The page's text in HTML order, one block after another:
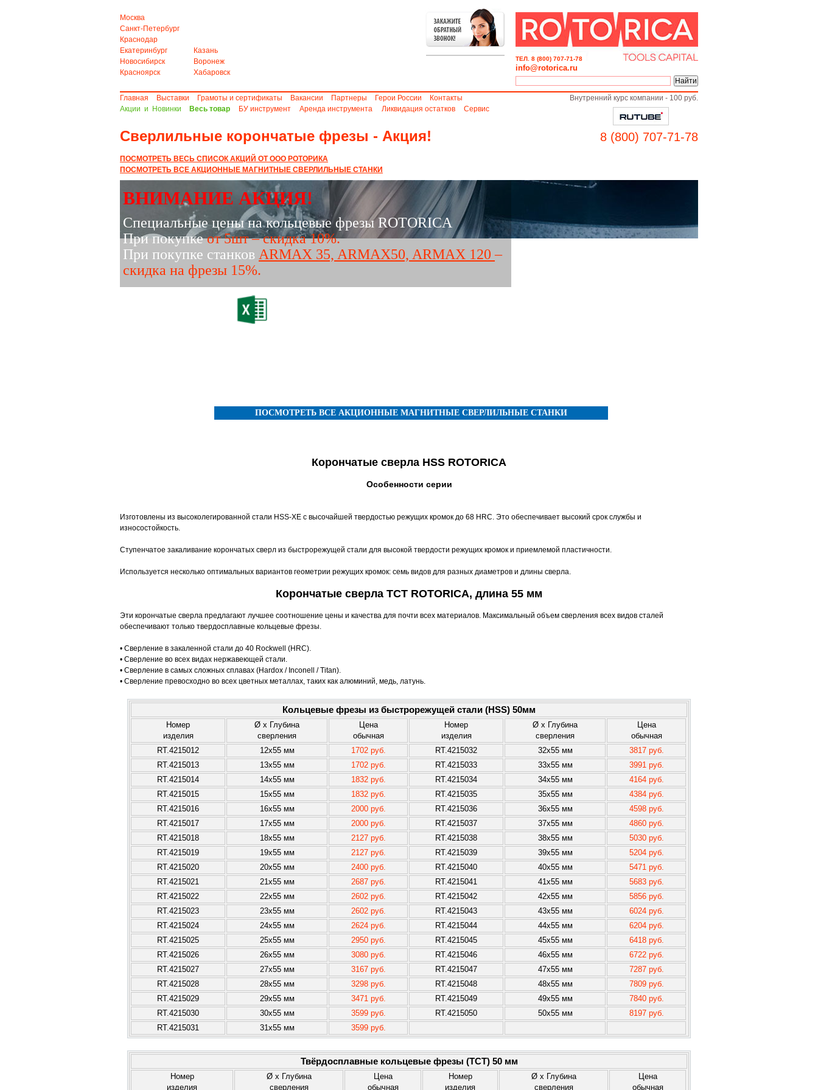
Москва
Санкт-Петербург
Краснодар
Екатеринбург
Новосибирск
Красноярск
Казань
Воронеж
Хабаровск
ТЕЛ. 8 (800) 707-71-78
info@rotorica.ru
Главная Выставки Грамоты и сертификаты Вакансии Партнеры Герои России
Контакты
Акции и Новинки
Весь товар БУ инструмент Аренда инструмента Ликвидация остатков Сервис
Внутренний курс компании - 100 руб.
Сверлильные корончатые фрезы - Акция! 8 (800) 707-71-78
ПОСМОТРЕТЬ ВЕСЬ СПИСОК АКЦИЙ ОТ ООО РОТОРИКА
ПОСМОТРЕТЬ ВСЕ АКЦИОННЫЕ МАГНИТНЫЕ СВЕРЛИЛЬНЫЕ СТАНКИ
ВНИМАНИЕ АКЦИЯ!
Специальные цены на кольцевые фрезы ROTORICA
При покупкеот 5шт – скидка 10%.
При покупке станков ARMAX 35, ARMAX50, ARMAX 120–
скидка на фрезы 15%.
ПОСМОТРЕТЬ ВСЕ АКЦИОННЫЕ МАГНИТНЫЕ СВЕРЛИЛЬНЫЕ СТАНКИ
Корончатые сверла HSS ROTORICA
Особенности серии
Изготовлены из высоколегированной стали HSS-XE с высочайшей твердостью режущих кромок до 68 HRC. Это обеспечивает высокий срок службы и
износостойкость.
Ступенчатое закаливание корончатых сверл из быстрорежущей стали для высокой твердости режущих кромок и приемлемой пластичности.
Используется несколько оптимальных вариантов геометрии режущих кромок: семь видов для разных диаметров и длины сверла.
Корончатые сверла TCT ROTORICA, длина 55 мм
Эти корончатые сверла предлагают лучшее соотношение цены и качества для почти всех материалов. Максимальный объем сверления всех видов сталей
обеспечивают только твердосплавные кольцевые фрезы.
• Сверление в закаленной стали до 40 Rockwell (HRC).
• Сверление во всех видах нержавеющей стали.
• Сверление в самых сложных сплавах (Hardox / Inconell / Titan).
• Сверление превосходно во всех цветных металлах, таких как алюминий, медь, латунь.
Кольцевые фрезы из быстрорежущей стали (HSS) 50мм
Номер
изделия
Ø x Глубина
сверления
Цена
обычная
Номер
изделия
Ø x Глубина
сверления
Цена
обычная
RT.4215012
12x55 мм 1702 руб. RT.4215032 32x55 мм
3817 руб.
RT.4215013
13x55 мм 1702 руб. RT.4215033 33x55 мм
3991 руб.
RT.4215014
14x55 мм 1832 руб. RT.4215034 34x55 мм
4164 руб.
RT.4215015
15x55 мм 1832 руб. RT.4215035 35x55 мм
4384 руб.
RT.4215016
16x55 мм 2000 руб. RT.4215036 36x55 мм
4598 руб.
RT.4215017
17x55 мм 2000 руб. RT.4215037 37x55 мм
4860 руб.
RT.4215018
18x55 мм 2127 руб. RT.4215038 38x55 мм
5030 руб.
RT.4215019
19x55 мм 2127 руб. RT.4215039 39x55 мм
5204 руб.
RT.4215020
20x55 мм 2400 руб. RT.4215040 40x55 мм
5471 руб.
RT.4215021
21x55 мм 2687 руб. RT.4215041 41x55 мм
5683 руб.
RT.4215022
22x55 мм 2602 руб. RT.4215042 42x55 мм
5856 руб.
RT.4215023
23x55 мм 2602 руб. RT.4215043 43x55 мм
6024 руб.
RT.4215024
24x55 мм 2624 руб. RT.4215044 44x55 мм
6204 руб.
RT.4215025
25x55 мм 2950 руб. RT.4215045 45x55 мм
6418 руб.
RT.4215026
26x55 мм 3080 руб. RT.4215046 46x55 мм
6722 руб.
RT.4215027
27x55 мм 3167 руб. RT.4215047 47x55 мм
7287 руб.
RT.4215028
28x55 мм 3298 руб. RT.4215048 48x55 мм
7809 руб.
RT.4215029
29x55 мм 3471 руб. RT.4215049 49x55 мм
7840 руб.
RT.4215030
30x55 мм 3599 руб. RT.4215050 50x55 мм
8197 руб.
RT.4215031
31x55 мм 3599 руб.
Твёрдосплавные кольцевые фрезы (TCT) 50 мм
Номер
изделия
Ø x Глубина
сверления
Цена
обычная
Номер
изделия
Ø x Глубина
сверления
Цена
обычная